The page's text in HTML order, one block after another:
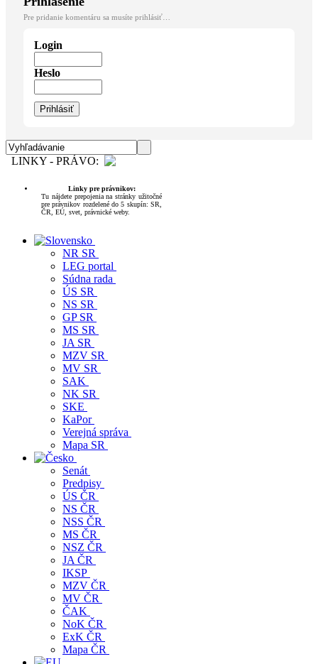
Pre pridanie komentáru sa musíte prihlásiť…
Login
Heslo
LINKY - PRÁVO:
Linky pre právnikov:
Tu nájdete prepojenia na stránky užitočné
pre právnikov rozdelené do 5 skupín: SR,
ČR, EÚ, svet, právnické weby.
NR SR
LEG portal
Súdna rada
ÚS SR
NS SR
GP SR
MS SR
JA SR
MZV SR
MV SR
SAK
NK SR
SKE
KaPor
Verejná správa
Mapa SR
Senát
Predpisy
ÚS ČR
NS ČR
NSS ČR
MS ČR
NSZ ČR
JA ČR
IKSP
MZV ČR
MV ČR
ČAK
NoK ČR
ExK ČR
Mapa ČR